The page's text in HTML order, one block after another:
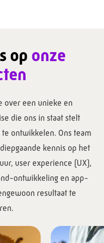
op onze
over een unieke en
die ons in staat stelt
ontwikkelen. Ons team
kennis op het
user experience (UX),
ontwikkeling en app-
resultaat te